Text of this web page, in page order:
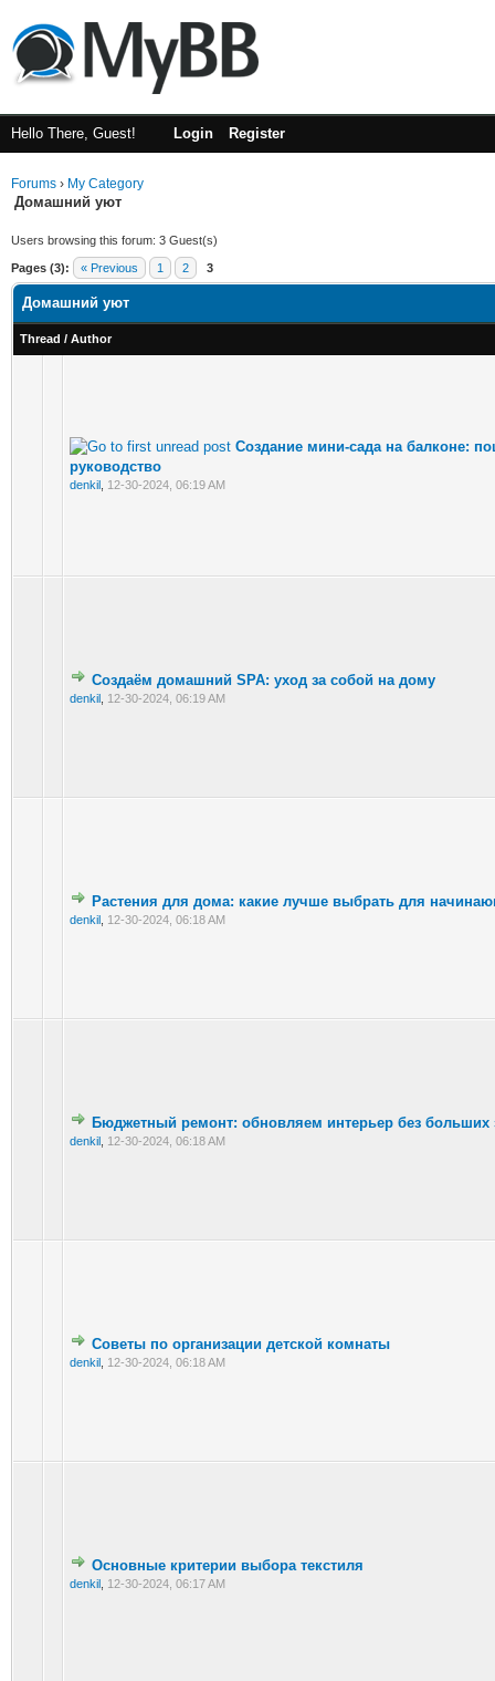
Hello There, Guest! Login Register
Forums › My Category
Домашний уют
Users browsing this forum: 3 Guest(s)
Pages (3): « Previous 1 2 3
Домашний уют
Thread / Author
Создание мини-сада на балконе:
руководство
denkil 12-30-2024, 06:19 AM
Создаём домашний SPA: уход за собой на дому
denkil 12-30-2024, 06:19 AM
Растения для дома: какие лучше выбрать для
denkil 12-30-2024, 06:18 AM
Бюджетный ремонт: обновляем интерьер без больших
denkil 12-30-2024, 06:18 AM
Советы по организации детской комнаты
denkil 12-30-2024, 06:18 AM
Основные критерии выбора текстиля
denkil 12-30-2024, 06:17 AM